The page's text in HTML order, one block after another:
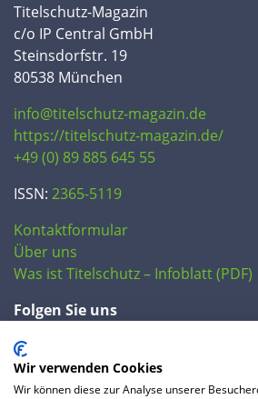
Titelschutz-Magazin
c/o IP Central GmbH
Steinsdorfstr. 19
80538 München
info@titelschutz-magazin.de
https://titelschutz-magazin.de/
+49 (0) 89 885 645 55
ISSN: 2365-5119
Kontaktformular
Über uns
Was ist Titelschutz – Infoblatt (PDF)
Folgen Sie uns
Wir verwenden Cookies
Wir können diese zur Analyse unserer